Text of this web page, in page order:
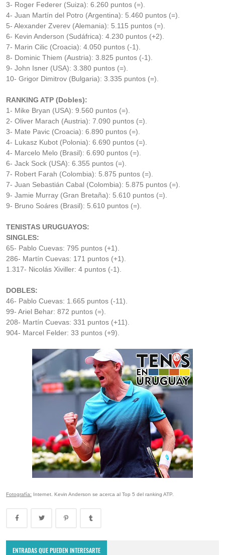
3- Roger Federer (Suiza): 6.260 puntos (=).
4- Juan Martín del Potro (Argentina): 5.460 puntos (=).
5- Alexander Zverev (Alemania): 5.115 puntos (=).
6- Kevin Anderson (Sudáfrica): 4.230 puntos (+2).
7- Marin Cilic (Croacia): 4.050 puntos (-1).
8- Dominic Thiem (Austria): 3.825 puntos (-1).
9- John Isner (USA): 3.380 puntos (=).
10- Grigor Dimitrov (Bulgaria): 3.335 puntos (=).
RANKING ATP (Dobles):
1- Mike Bryan (USA): 9.560 puntos (=).
2- Oliver Marach (Austria): 7.090 puntos (=).
3- Mate Pavic (Croacia): 6.890 puntos (=).
4- Lukasz Kubot (Polonia): 6.690 puntos (=).
4- Marcelo Melo (Brasil): 6.690 puntos (=).
6- Jack Sock (USA): 6.355 puntos (=).
7- Robert Farah (Colombia): 5.875 puntos (=).
7- Juan Sebastián Cabal (Colombia): 5.875 puntos (=).
9- Jamie Murray (Gran Bretaña): 5.610 puntos (=).
9- Bruno Soáres (Brasil): 5.610 puntos (=).
TENISTAS URUGUAYOS:
SINGLES:
65- Pablo Cuevas: 795 puntos (+1).
286- Martín Cuevas: 171 puntos (+1).
1.317- Nicolás Xiviller: 4 puntos (-1).
DOBLES:
46- Pablo Cuevas: 1.665 puntos (-11).
99- Ariel Behar: 872 puntos (=).
208- Martín Cuevas: 331 puntos (+11).
904- Marcel Felder: 33 puntos (+9).
Fotografía: Internet. Kevin Anderson se acerca al Top 5 del ranking ATP.
ENTRADAS QUE PUEDEN INTERESARTE